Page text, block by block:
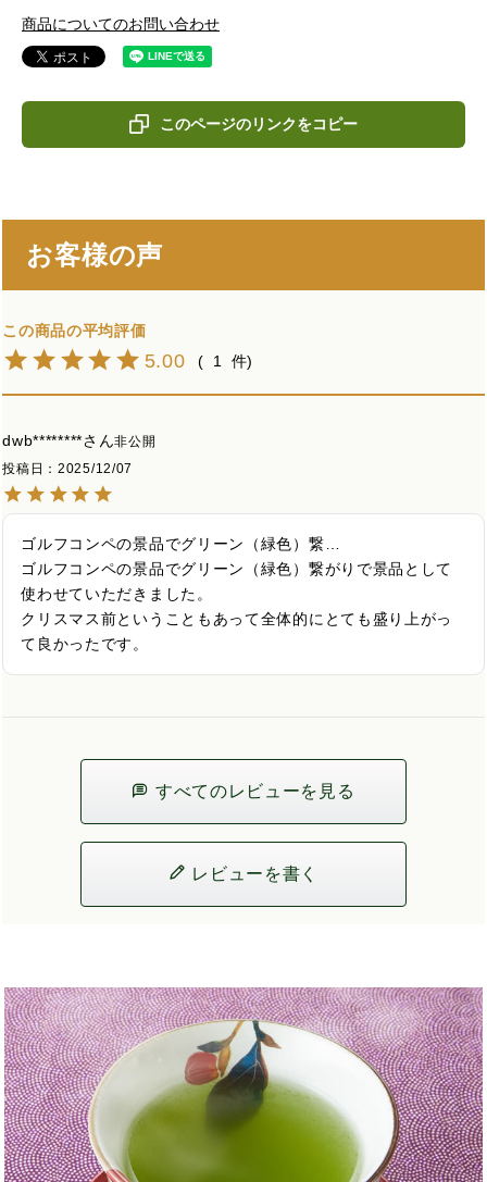
商品についてのお問い合わせ
このページのリンクをコピー
お客様の声
5.00 1
dwb********
非公開
投稿日
2025/12/07
ゴルフコンペの景品でグリーン（緑色）繋…
ゴルフコンペの景品でグリーン（緑色）繋がりで景品として
使わせていただきました。
クリスマス前ということもあって全体的にとても盛り上がっ
て良かったです。
すべてのレビューを見る
レビューを書く